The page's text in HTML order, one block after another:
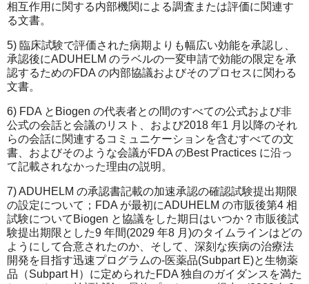
相互作用に関する内部機関による調査または評価に関連す
る文書。
5) 臨床試験で評価された病期よりも幅広い効能を承認し、
承認後にADUHELM のラベルの一変申請で効能の限定を承
認するためのFDA の内部協議およびそのプロセスに関わる
文書。
6) FDA とBiogen の代表者との間のすべての公式および非
公式の会話と会議のリスト、および2018 年1 月以降のそれ
らの会話に関連するコミュニケーションを含むすべての文
書、およびそのような会議がFDA のBest Practices に沿っ
て記載されなかった理由の説明。
7) ADUHELM の承認書記載の加速承認の確認試験提出期限
の設定について；FDA が最初にADUHELM の市販後第4 相
試験についてBiogen と協議をした期日はいつか？市販後試
験提出期限とした9 年間(2029 年8 月)のタイムラインはどの
ようにして合意されたのか、そして、深刻な疾病の治療法
開発を目指す迅速プログラムの-医薬品(Subpart E)と生物薬
品（Subpart H）に定められたFDA 独自のガイダンスを満た